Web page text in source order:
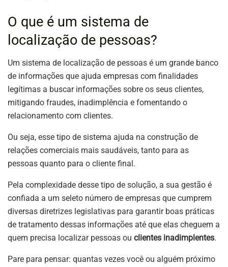
O que é um sistema de
localização de pessoas?
Um sistema de localização de pessoas é um grande banco
de informações que ajuda empresas com finalidades
legítimas a buscar informações sobre os seus clientes,
mitigando fraudes, inadimplência e fomentando o
relacionamento com clientes.
Ou seja, esse tipo de sistema ajuda na construção de
relações comerciais mais saudáveis, tanto para as
pessoas quanto para o cliente final.
Pela complexidade desse tipo de solução, a sua gestão é
confiada a um seleto número de empresas que cumprem
diversas diretrizes legislativas para garantir boas práticas
de tratamento dessas informações até que elas cheguem a
quem precisa localizar pessoas ou clientes inadimplentes.
Pare para pensar: quantas vezes você ou alguém próximo